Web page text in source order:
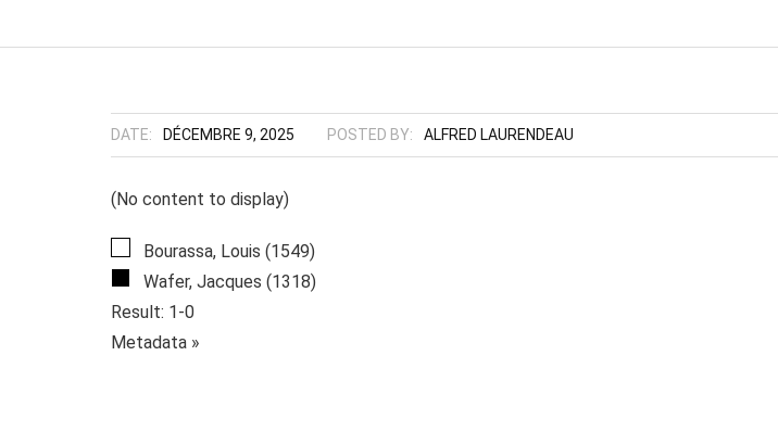
DATE: DÉCEMBRE 9, 2025 POSTED BY: ALFRED LAURENDEAU
(No content to display)
Bourassa, Louis (1549)
Wafer, Jacques (1318)
Result: 1-0
Metadata »